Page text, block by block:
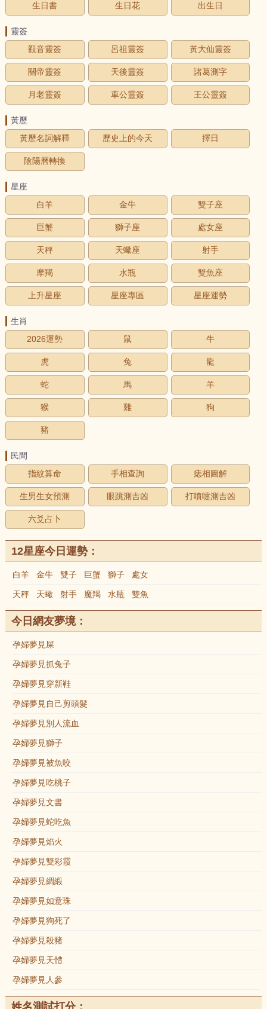
生日書 生日花 出生日
靈簽
觀音靈簽
呂祖靈簽 黃大仙靈簽
關帝靈簽 天後靈簽 諸葛測字
月老靈簽 車公靈簽 王公靈簽
黃歷
黃歷名詞解釋
歷史上的今天 擇日
陰陽曆轉換
星座
白羊
金牛 雙子座
巨蟹 獅子座 處女座
天秤 天蠍座 射手
摩羯 水瓶 雙魚座
上升星座 星座專區 星座運勢
生肖
2026運勢
鼠 牛
虎 兔 龍
蛇 馬 羊
猴 雞 狗
豬
民間
指紋算命
手相查詢 痣相圖解
生男生女預測 眼跳測吉凶 打噴嚏測吉凶
六爻占卜
12星座今日運勢：
白羊 金牛 雙子 巨蟹 獅子 處女
天秤 天蠍 射手 魔羯 水瓶 雙魚
今日網友夢境：
孕婦夢見屎
孕婦夢見抓兔子
孕婦夢見穿新鞋
孕婦夢見自己剪頭髮
孕婦夢見別人流血
孕婦夢見獅子
孕婦夢見被魚咬
孕婦夢見吃桃子
孕婦夢見文書
孕婦夢見蛇吃魚
孕婦夢見焰火
孕婦夢見雙彩霞
孕婦夢見綢緞
孕婦夢見如意珠
孕婦夢見狗死了
孕婦夢見殺豬
孕婦夢見天體
孕婦夢見人參
姓名測試打分：